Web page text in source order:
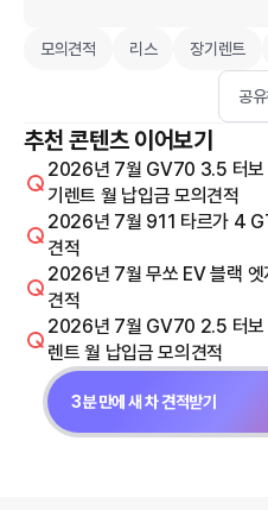
모의견적 리스 장기렌트
공유
추천 콘텐츠 이어보기
2026년 7월 GV70 3.5 터보
기렌트 월 납입금 모의견적
2026년 7월 911 타르가 4
견적
2026년 7월 무쏘 EV 블랙 엣
견적
2026년 7월 GV70 2.5 터보
렌트 월 납입금 모의견적
3분 만에 새 차 견적받기